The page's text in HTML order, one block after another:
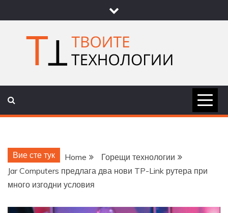
to
content
ТВОИТЕ
Вие сте тук Home
Горещи технологии
Jar Computers предлага два нови TP-Link рутера при
много изгодни условия